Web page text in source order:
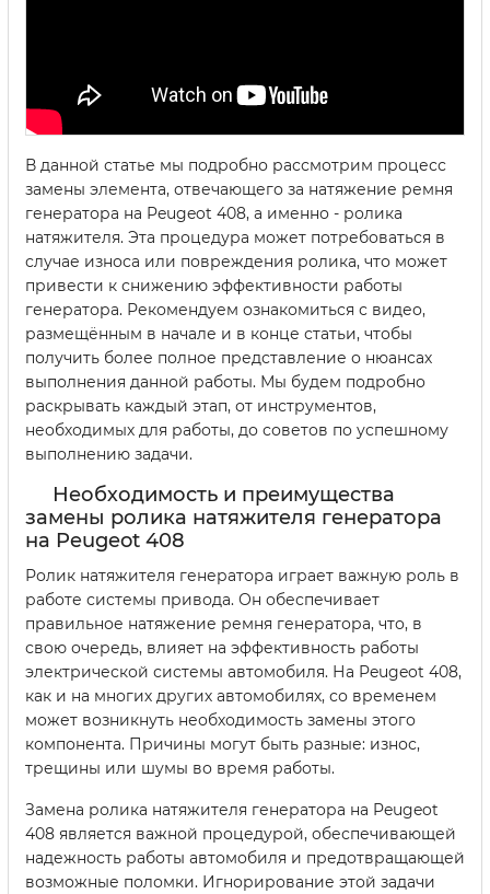
В данной статье мы подробно рассмотрим процесс
замены элемента, отвечающего за натяжение ремня
генератора на Peugeot 408, а именно - ролика
натяжителя. Эта процедура может потребоваться в
случае износа или повреждения ролика, что может
привести к снижению эффективности работы
генератора. Рекомендуем ознакомиться с видео,
размещённым в начале и в конце статьи, чтобы
получить более полное представление о нюансах
выполнения данной работы. Мы будем подробно
раскрывать каждый этап, от инструментов,
необходимых для работы, до советов по успешному
выполнению задачи.
Необходимость и преимущества
замены ролика натяжителя генератора
на Peugeot 408
Ролик натяжителя генератора играет важную роль в
работе системы привода. Он обеспечивает
правильное натяжение ремня генератора, что, в
свою очередь, влияет на эффективность работы
электрической системы автомобиля. На Peugeot 408,
как и на многих других автомобилях, со временем
может возникнуть необходимость замены этого
компонента. Причины могут быть разные: износ,
трещины или шумы во время работы.
Замена ролика натяжителя генератора на Peugeot
408 является важной процедурой, обеспечивающей
надежность работы автомобиля и предотвращающей
возможные поломки. Игнорирование этой задачи